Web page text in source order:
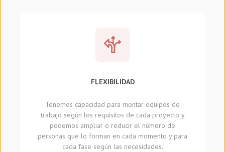
FLEXIBILIDAD
Tenemos capacidad para montar equipos de
trabajo según los requisitos de cada proyecto y
podemos ampliar o reducir el número de
personas que lo forman en cada momento y para
cada fase según las necesidades.